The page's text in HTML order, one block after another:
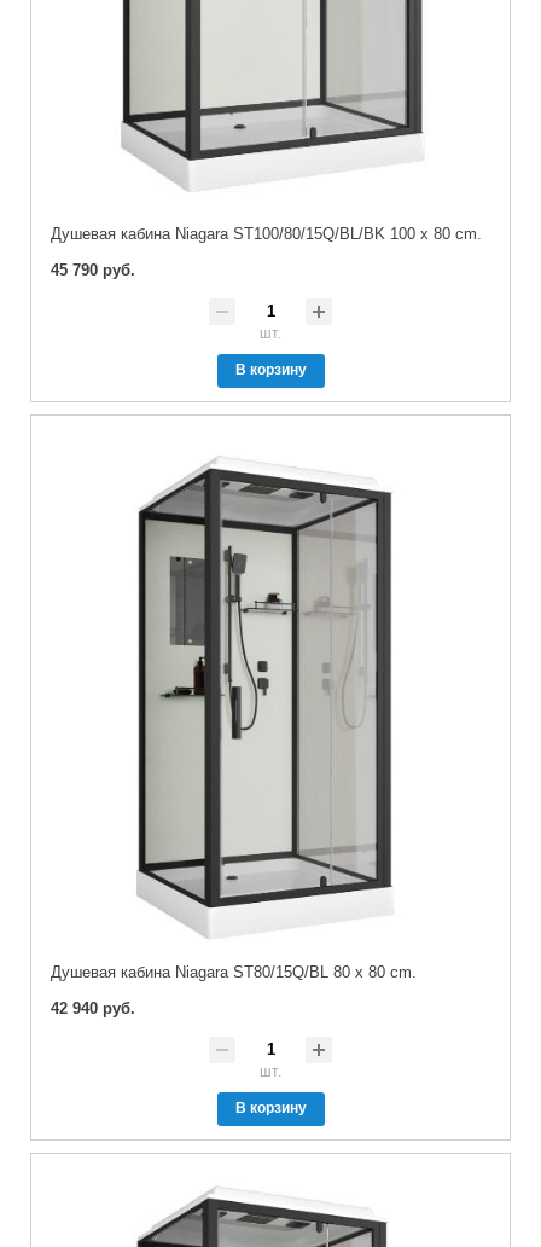
Душевая кабина Niagara ST100/80/15Q/BL/BK 100 x 80 cm.
45 790 руб.
шт.
В корзину
Душевая кабина Niagara ST80/15Q/BL 80 x 80 cm.
42 940 руб.
шт.
В корзину